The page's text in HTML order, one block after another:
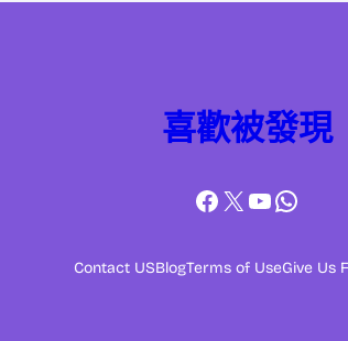
喜歡被發現
Facebook
X YouTube
Contact USBlogTerms of UseGive Us